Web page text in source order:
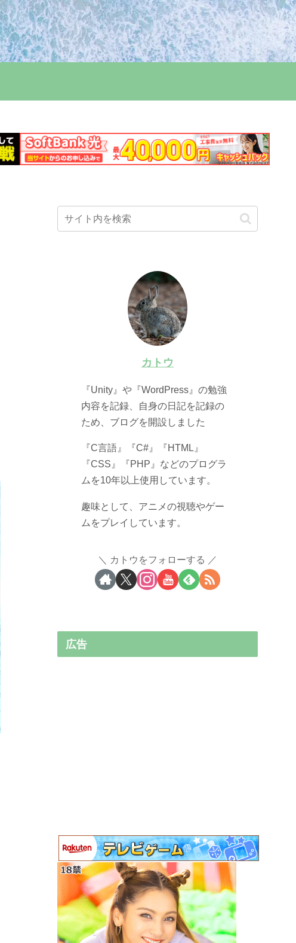
カトウ
『Unity』や『WordPress』の勉強
内容を記録、自身の日記を記録の
ため、ブログを開設しました
『C言語』『C#』『HTML』
『CSS』『PHP』などのプログラ
ムを10年以上使用しています。
趣味として、アニメの視聴やゲー
ムをプレイしています。
カトウをフォローする
広告